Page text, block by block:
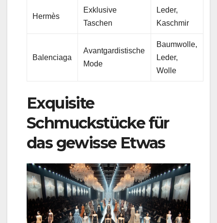
Hermès
Exklusive
Taschen
Leder,
Kaschmir
Balenciaga
Avantgardistische
Mode
Baumwolle,
Leder,
Wolle
Exquisite
Schmuckstücke für
das gewisse Etwas